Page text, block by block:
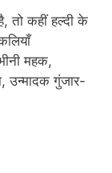
कहीं हल्दी के
महक,
उन्मादक गुंजार-